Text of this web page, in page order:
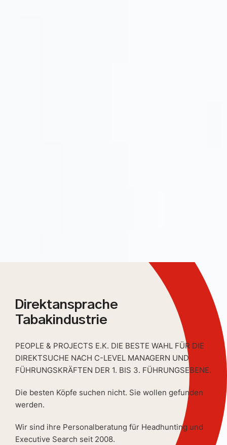
Direktansprache
Tabakindustrie
PEOPLE & PROJECTS E.K. DIE BESTE WAHL FÜR DIE
DIREKTSUCHE NACH C-LEVEL MANAGERN UND
FÜHRUNGSKRÄFTEN DER 1. BIS 3. FÜHRUNGSEBENE.
Die besten Köpfe suchen nicht. Sie wollen gefunden
werden.
Wir sind ihre Personalberatung für Headhunting und
Executive Search seit 2008.